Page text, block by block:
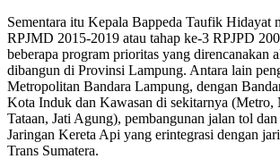
Sementara itu Kepala Bappeda Taufik Hidayat
RPJMD 2015-2019 atau tahap ke-3 RPJPD
beberapa program prioritas yang direncanakan
dibangun di Provinsi Lampung. Antara lain
Metropolitan Bandara Lampung, dengan
Kota Induk dan Kawasan di sekitarnya (Metro,
Tataan, Jati Agung), pembangunan jalan tol
Jaringan Kereta Api yang erintegrasi dengan
Trans Sumatera.